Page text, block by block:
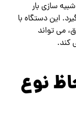
سازی بار
این دستگاه با
می تواند
کند.
نوع